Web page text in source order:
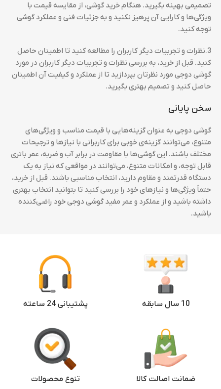
تصمیمی بهینه بگیرید. هنگام خرید گوشی، از مقایسه قیمت با
ویژگی‌ها و کارایی آن پرهیز نکنید و به جزئیات فنی و عملکرد گوشی
توجه کنید.
3.نظرات و تجربیات دیگر کاربران را مطالعه کنید تا اطمینان حاصل
کنید. قبل از خرید، به بررسی نظرات و تجربیات دیگر کاربران در مورد
گوشی دوجی مورد نظرتان بپردازید تا از عملکرد و کیفیت آن اطمینان
حاصل کنید و تصمیم بهتری بگیرید.
سخن پایانی
گوشی‌ دوجی به عنوان گزینه‌هایی با قیمت مناسب و ویژگی‌های
متنوع، می‌توانند گزینه‌ی خوبی برای کاربرانی با نیازها و ترجیحات
مختلف باشند. این گوشی‌ها با مقاومت در برابر آب و ضربه، عمر باتری
قابل توجه، و امکانات متنوع، می‌توانند در مواقعی که نیاز به یک
دستگاه قدرتمند و مقاوم دارید، انتخاب مناسبی باشند. قبل از خرید،
حتماً ویژگی‌ها و نیازهای خود را بررسی کنید تا بتوانید انتخاب بهتری
داشته باشید و از عملکرد و عمر مفید گوشی دوجی خود راضی‌کننده
باشید.
10 سال سابقه پشتیبانی 24 ساعته
ضمانت اصالت کالا تنوع محصولات